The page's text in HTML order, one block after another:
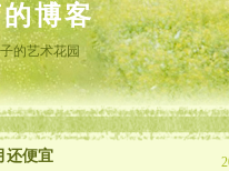
博客
的艺术花园
还便宜